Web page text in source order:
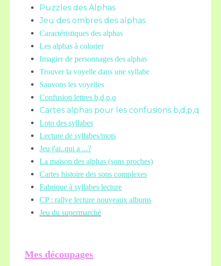
Puzzles des Alphas
Jeu des ombres des alphas
Caractéristiques des alphas
Les alphas à colorier
Imagier de personnages des alphas
Trouver la voyelle dans une syllabe
Sauvons les voyelles
Confusion lettres b,d,p,q
Cartes alphas pour les confusions b,d,p,q
Loto des syllabes
Lecture de syllabes/mots
Jeu j'ai..qui a ...?
La maison des alphas (sons proches)
Cartes histoire des sons complexes
Fabrique à syllabes lecture
CP : rallye lecture nouveaux albums
Jeu du supermarché
Mes découpages